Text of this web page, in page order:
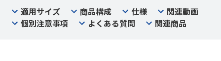
適用サイズ 商品構成 仕様
関連動画
個別注意事項
よくある質問 関連商品